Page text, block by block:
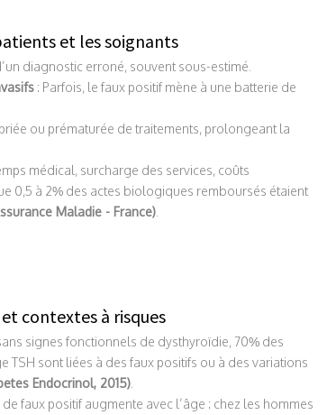
et les soignants
diagnostic erroné, souvent sous-estimé.
: Parfois, le faux positif mène à une batterie de
ou prématurée de traitements, prolongeant la
médical, surcharge des services, coûts
0,5 à 2% des actes biologiques remboursés étaient
Maladie - France)
contextes à risques
signes fonctionnels de dysthyroïdie, 70% des
sont liées à des faux positifs ou à des variations
Endocrinol, 2015)
de faux positif augmente avec l’âge : chez les hommes